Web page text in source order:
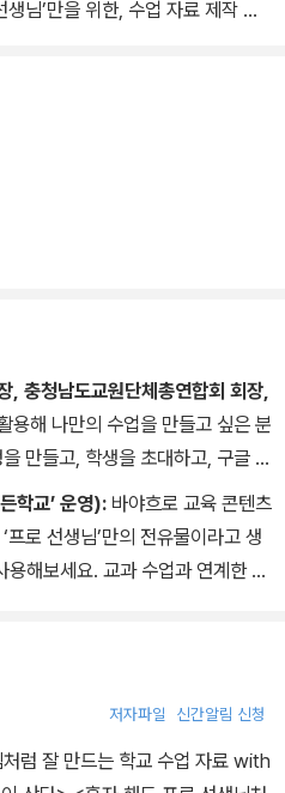
님’만을 위한, 수업 자료 제작 가
겁게 캔바로 수업 자료를 만들 수
’을 통해 에듀테크의 무궁무진한
하우를 차근 차근 따라 하면 어느
보는 건 어떨까?
, 충청남도교원단체총연합회 회장,
용해 나만의 수업을 만들고 싶은 분
만들고, 학생을 초대하고, 구글 클
, 경험 많은 선생님들의 실무 노하
활용해 창의적인 수업을 제공하
이려는 선생님들께 매우 유용한
학교’ 운영): 바야흐로 교육 콘텐츠
로 선생님’만의 전유물이라고 생
해보세요. 교과 수업과 연계한 활
리에이터로 성장하길 바랍니다.
저자파일 신간알림 신청
럼 잘 만드는 학교 수업 자료 with